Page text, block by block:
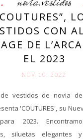
,
CON
DE
EL 2023
NOV 10. 2022
vestidos de novia de
'COUTURES', su
2023.
siluetas elegantes